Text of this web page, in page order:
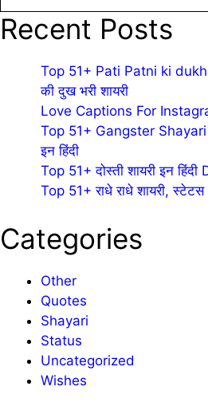
Recent Posts
Top 51+ Pati Patni ki dukh
की दुख भरी शायरी
Love Captions For
Top 51+ Gangster Shayari
इन हिंदी
Top 51+ दोस्ती शायरी इन
Top 51+ राधे राधे शायरी,
Categories
Other
Quotes
Shayari
Status
Uncategorized
Wishes